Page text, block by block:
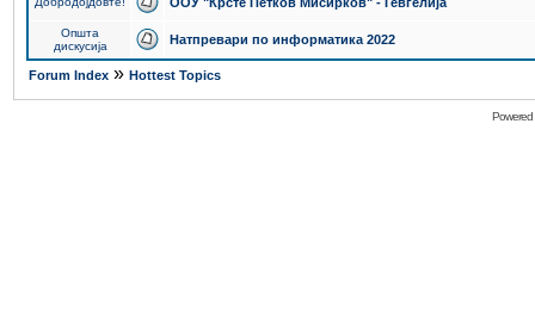
Општа
дискусија
Натпревари по информатика 2022
Forum Index » Hottest Topics